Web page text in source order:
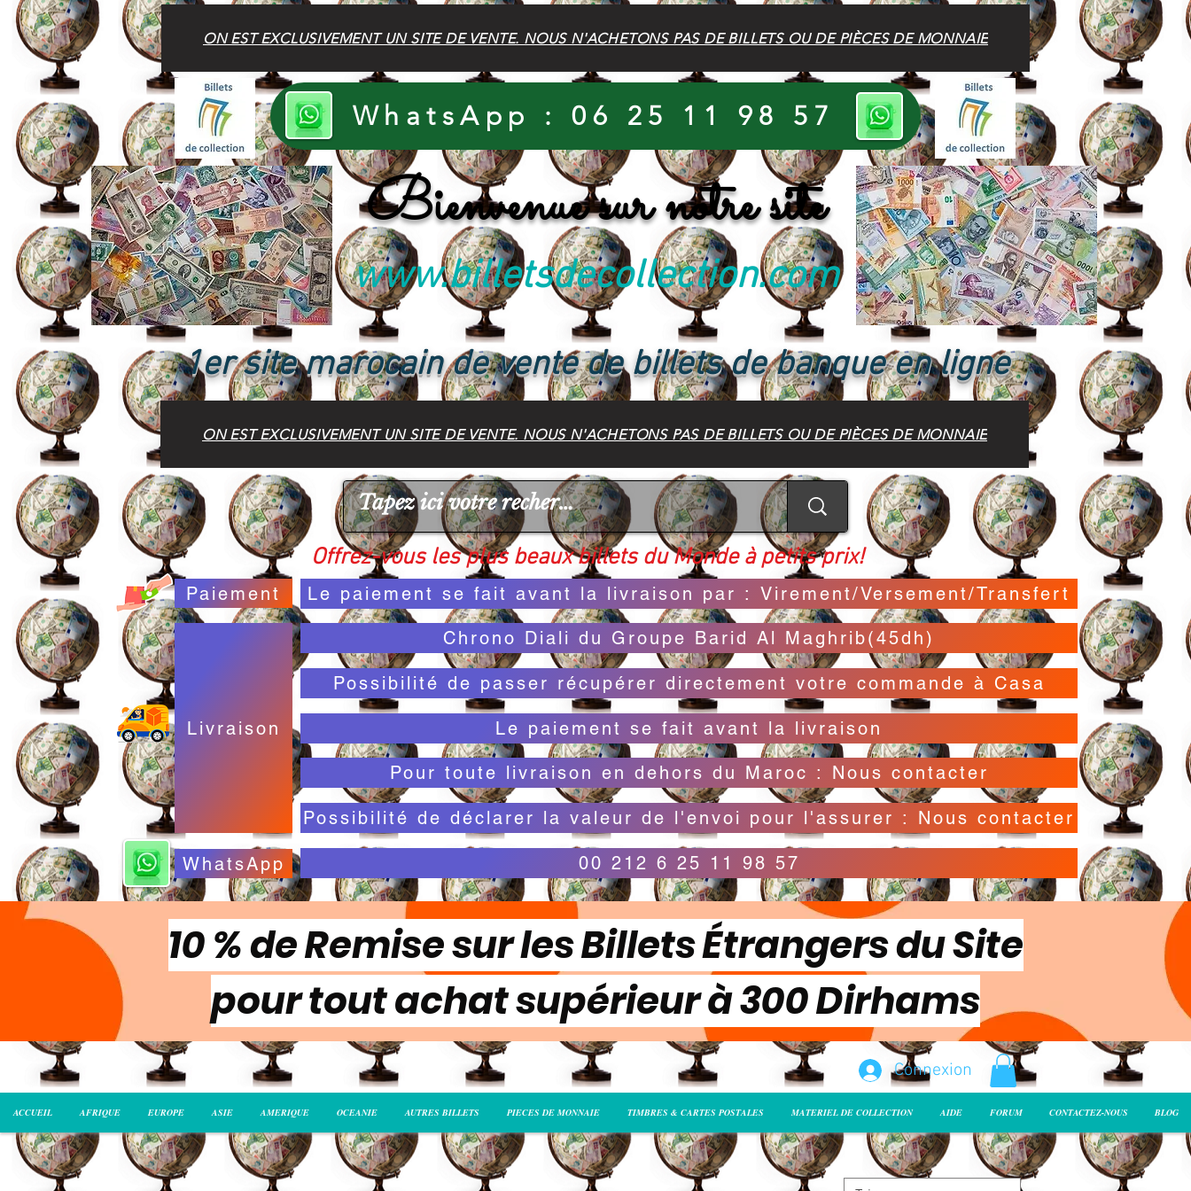
ON EST EXCLUSIVEMENT UN SITE DE VENTE. NOUS N'ACHETONS PAS DE BILLETS OU DE PIÈCES DE MONNAIE
WhatsApp : 06 25 11 98 57
Bienvenue sur notre site
www.billetsdecollection.com
1er site marocain de vente de billets de banque en ligne
ON EST EXCLUSIVEMENT UN SITE DE VENTE. NOUS N'ACHETONS PAS DE BILLETS OU DE PIÈCES DE MONNAIE
Offrez-vous les plus beaux billets du Monde à petits prix!
Paiement Le paiement se fait avant la livraison par : Virement/Versement/Transfert
Livraison
Chrono Diali du Groupe Barid Al Maghrib(45dh)
Possibilité de passer récupérer directement votre commande à Casa
Le paiement se fait avant la livraison
Pour toute livraison en dehors du Maroc : Nous contacter
Possibilité de déclarer la valeur de l'envoi pour l'assurer : Nous contacter
WhatsApp 00 212 6 25 11 98 57
10 % de Remise sur les Billets Étrangers du Site
pour tout achat supérieur à 300 Dirhams
Connexion
ACCUEIL AFRIQUE EUROPE ASIE AMERIQUE OCEANIE AUTRES BILLETS PIECES DE MONNAIE TIMBRES & CARTES POSTALES MATERIEL DE COLLECTION AIDE FORUM CONTACTEZ-NOUS BLOG